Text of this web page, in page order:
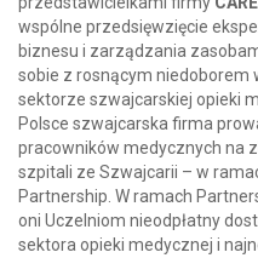
wspólne przedsięwzięcie
biznesu i zarządzania
sobie z rosnącym niedoborem
sektorze szwajcarskiej opieki
Polsce szwajcarska firma
pracowników medycznych na
szpitali ze Szwajcarii – w
Partnership. W ramach
oni Uczelniom nieodpłatny
sektora opieki medycznej i